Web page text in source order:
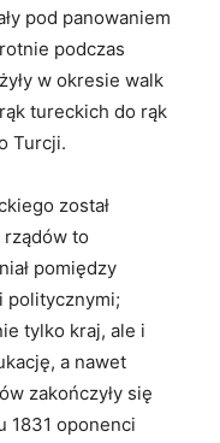
pod panowaniem
podczas
w okresie walk
tureckich do rąk
Turcji.
został
to
pomiędzy
politycznymi;
tylko kraj, ale i
a nawet
zakończyły się
1831 oponenci